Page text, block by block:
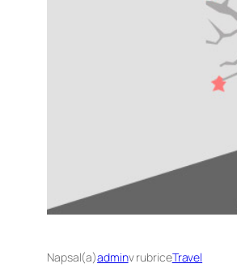
Napsal(a)adminv rubriceTravel